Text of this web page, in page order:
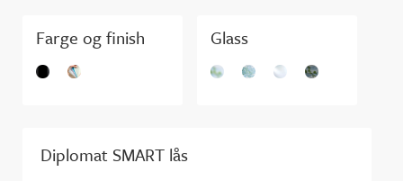
Farge og finish Glass
Diplomat SMART lås